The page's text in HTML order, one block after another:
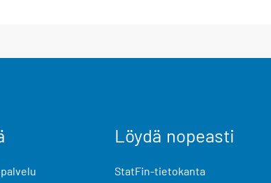
Löydä nopeasti
StatFin-tietokanta